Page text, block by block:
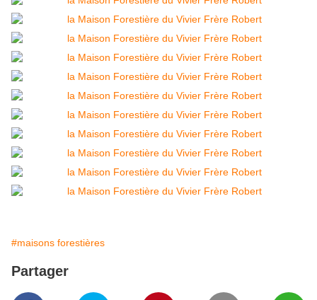
#maisons forestières
Partager